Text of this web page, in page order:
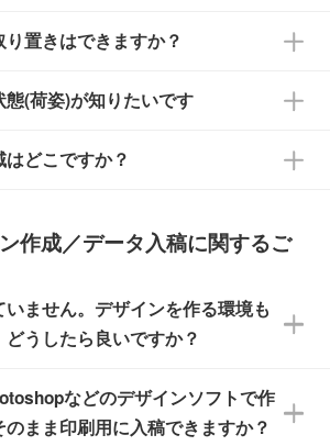
育園であれば、同様の条件でご
当スタッフまでお気軽にご相談
ムの『ご注文に関する備考欄』
1～2営業日で出荷いたしま
い合わせください。
日をご入力いただくと、おおよ
荷目安をご確認いただけます。
たらお早めのご発注をお願いい
ある場合は、お問い合わせ・お
内いたします。
はこちら
品によって異なります。各商
確認ください
置きはできますか？
在庫を確保し、注文確定のご連
ので予めご了承ください。
(荷姿)が知りたいです
なります。各ページにある商品
箱、ブリスターパックなど)
がひとつずつ袋に入っていま
ザイン袋など)
個包装がされていない状態で
箱への入れ替えや、オリジナル
承っておりません。
どこですか？
けが可能です。なお、海外への
ておりませんので予めご了承く
作成／データ入稿に関するご
ません。デザインを作る環境も
うしたら良いですか？
ンシミュレーター」を使えば、
簡単にデザインを作成できま
などのデザインソフトで作
のまま印刷用に入稿できますか？